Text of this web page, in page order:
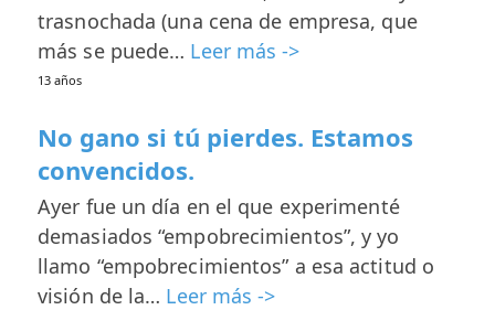
trasnochada (una cena de empresa, que
más se puede… Leer más ->
13 años
No gano si tú pierdes. Estamos
convencidos.
Ayer fue un día en el que experimenté
demasiados “empobrecimientos”, y yo
llamo “empobrecimientos” a esa actitud o
visión de la… Leer más ->